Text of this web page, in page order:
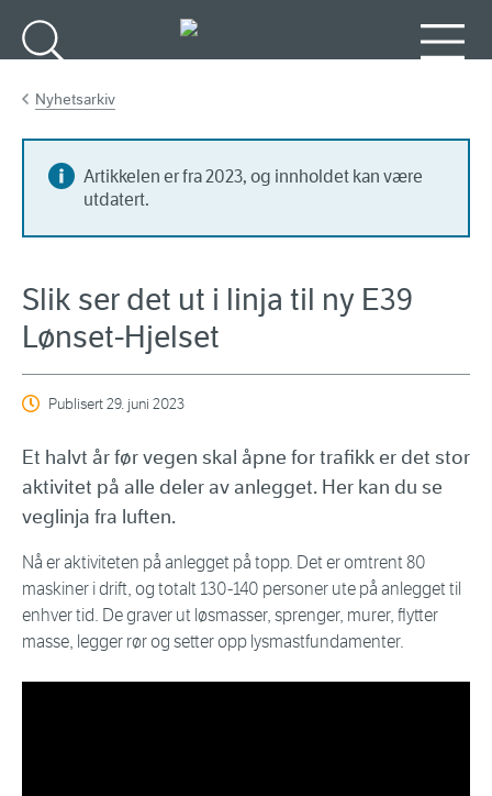
Nyhetsarkiv
Artikkelen er fra 2023, og innholdet kan være
utdatert.
Slik ser det ut i linja til ny E39
Lønset-Hjelset
Publisert29. juni 2023
Et halvt år før vegen skal åpne for trafikk er det stor
aktivitet på alle deler av anlegget. Her kan du se
veglinja fra luften.
Nå er aktiviteten på anlegget på topp. Det er omtrent 80
maskiner i drift, og totalt 130-140 personer ute på anlegget til
enhver tid. De graver ut løsmasser, sprenger, murer, flytter
masse, legger rør og setter opp lysmastfundamenter.